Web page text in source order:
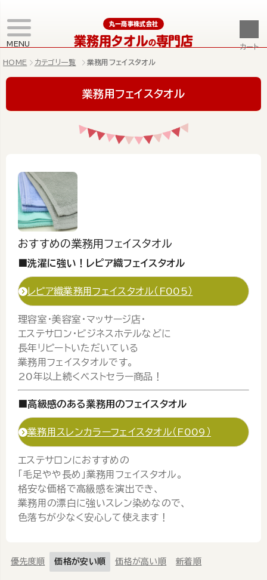
MENU
丸一商事株式会社
業務用タオルの専門店 カート
HOME カテゴリ一覧 業務用フェイスタオル
業務用フェイスタオル
おすすめの業務用フェイスタオル
■洗濯に強い！レピア織フェイスタオル
レピア織業務用フェイスタオル（F005）
理容室・美容室・マッサージ店・
エステサロン・ビジネスホテルなどに
長年リピートいただいている
業務用フェイスタオルです。
20年以上続くベストセラー商品！
■高級感のある業務用のフェイスタオル
業務用スレンカラーフェイスタオル（F009）
エステサロンにおすすめの
「毛足やや長め」業務用フェイスタオル。
格安な価格で高級感を演出でき、
業務用の漂白に強いスレン染めなので、
色落ちが少なく安心して使えます！
優先度順 価格が安い順 価格が高い順 新着順